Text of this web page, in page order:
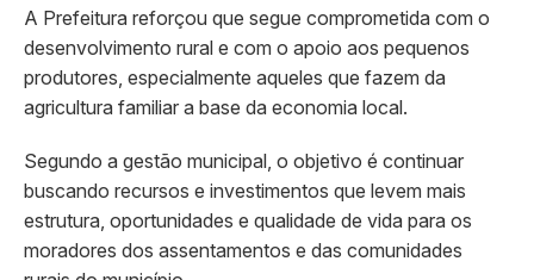
A Prefeitura reforçou que segue comprometida com o
desenvolvimento rural e com o apoio aos pequenos
produtores, especialmente aqueles que fazem da
agricultura familiar a base da economia local.
Segundo a gestão municipal, o objetivo é continuar
buscando recursos e investimentos que levem mais
estrutura, oportunidades e qualidade de vida para os
moradores dos assentamentos e das comunidades